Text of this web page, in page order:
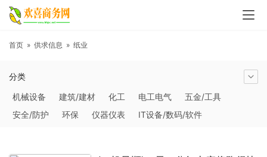
首页 » 供求信息 » 纸业
分类
机械设备
建筑/建材 化工 电工电气
五金/工具
安全/防护
环保 仪器仪表
IT设备/数码/软件